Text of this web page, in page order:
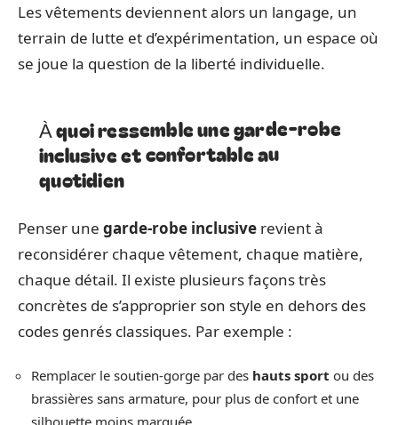
Les vêtements deviennent alors un langage, un
terrain de lutte et d’expérimentation, un espace où
se joue la question de la liberté individuelle.
À quoi ressemble une garde-robe
inclusive et confortable au
quotidien
Penser une garde-robe inclusive revient à
reconsidérer chaque vêtement, chaque matière,
chaque détail. Il existe plusieurs façons très
concrètes de s’approprier son style en dehors des
codes genrés classiques. Par exemple :
Remplacer le soutien-gorge par des hauts sport ou des
brassières sans armature, pour plus de confort et une
silhouette moins marquée.